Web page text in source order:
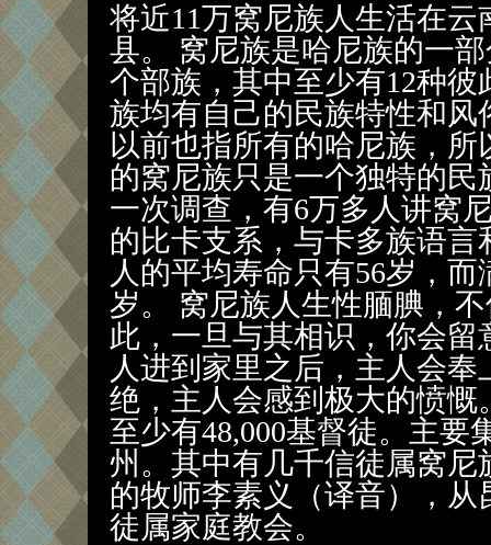
将近11万窝尼族人生活在
县。 窝尼族是哈尼族的一
个部族，其中至少有12种
族均有自己的民族特性和
以前也指所有的哈尼族，
的窝尼族只是一个独特的民
一次调查，有6万多人讲窝
的比卡支系，与卡多族语
人的平均寿命只有56岁，
岁。 窝尼族人生性腼腆，
此，一旦与其相识，你会
人进到家里之后，主人会
绝，主人会感到极大的愤
至少有48,000基督徒。主要
州。其中有几千信徒属窝
的牧师李素义（译音），
徒属家庭教会。